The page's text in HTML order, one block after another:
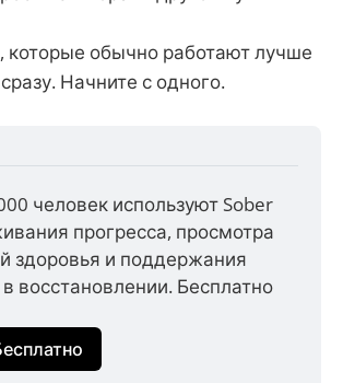
обычно работают лучше
Начните с одного.
человек используют Sober
прогресса, просмотра
здоровья и поддержания
восстановлении. Бесплатно